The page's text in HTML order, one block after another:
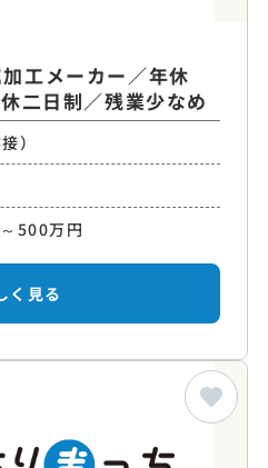
工メーカー／年休
二日制／残業少なめ
）
500万円
く見る